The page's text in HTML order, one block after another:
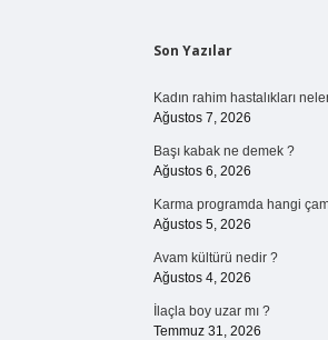
Sidebar
Son Yazılar
Kadın rahim hastalıkları
Ağustos 7, 2026
Başı kabak ne demek ?
Ağustos 6, 2026
Karma programda hangi
Ağustos 5, 2026
Avam kültürü nedir ?
Ağustos 4, 2026
İlaçla boy uzar mı ?
Temmuz 31, 2026